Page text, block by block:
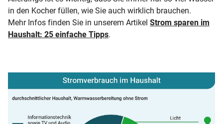
in den Kocher füllen, wie Sie auch wirklich brauchen.
Mehr Infos finden Sie in unserem Artikel Strom sparen im
Haushalt: 25 einfache Tipps.